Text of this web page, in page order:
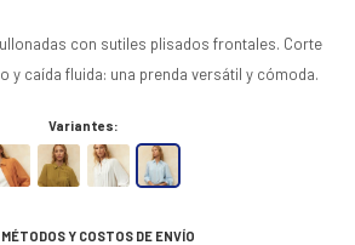
con sutiles plisados frontales. Corte
y caída fluida: una prenda versátil y cómoda.
Variantes:
MÉTODOS Y COSTOS DE ENVÍO